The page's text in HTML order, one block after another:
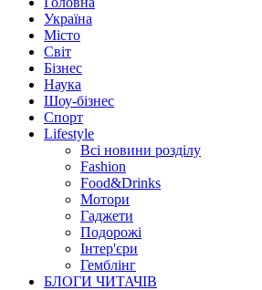
Україна
Місто
Світ
Бізнес
Наука
Шоу-бізнес
Спорт
Lifestyle
Всі новини розділу
Fashion
Food&Drinks
Мотори
Гаджети
Подорожі
Інтер'єри
Гемблінг
БЛОГИ ЧИТАЧІВ